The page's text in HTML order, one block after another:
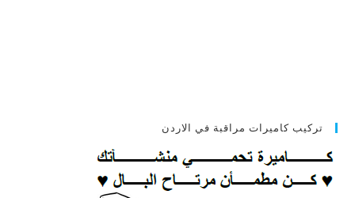
تركيب كاميرات مراقبة في الاردن